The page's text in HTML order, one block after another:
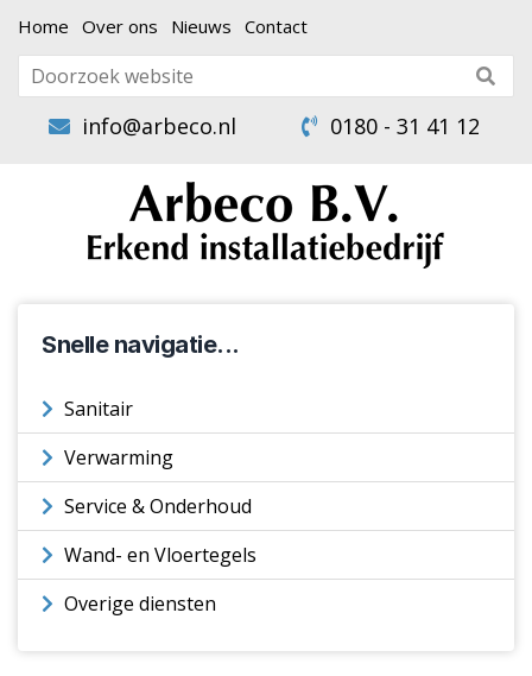
Home Over ons Nieuws Contact
info@arbeco.nl 0180 - 31 41 12
Snelle navigatie...
Sanitair
Verwarming
Service & Onderhoud
Wand- en Vloertegels
Overige diensten